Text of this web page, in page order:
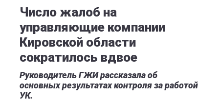
Число жалоб на
управляющие компании
Кировской области
сократилось вдвое
Руководитель ГЖИ рассказала об
основных результатах контроля за работой
УК.